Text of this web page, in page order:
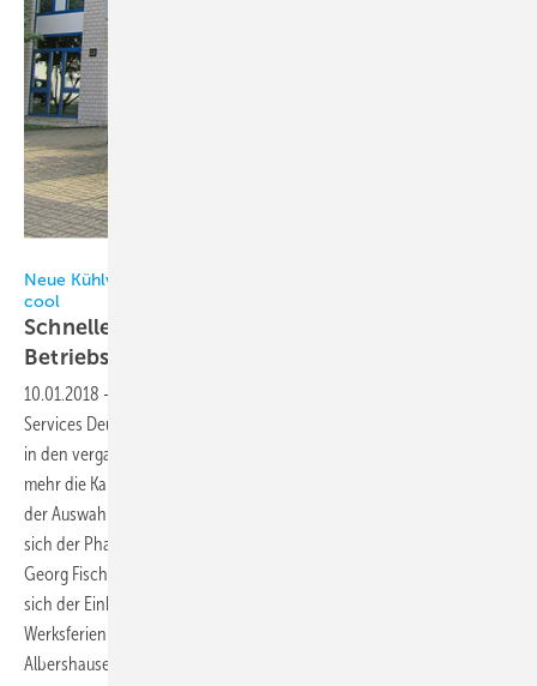
Neue Kühlwasser-Rohrleitungen: Spritzgussanlagen bleiben
cool
Schnelle Installation, keine
Betriebsunterbrechung
10.01.2018 -
Services Deutschland im nordrhein-westfälischen Stolberg überstieg
in den vergangenen Jahren der benötigte Kühlwasserbedarf immer
mehr die Kapazität der bisher verbauten Rohre und Kälteanlagen. Bei
der Auswahl leistungsfähigerer Kühlwasser-Rohrleitungen entschied
sich der Pharmazulieferer für die Speziallösung Cool-Fit 2.0 von
Georg Fischer (GF). Mithilfe der größtenteils vorgefertigten Teile ließ
sich der Einbau in der Produktionshalle während der vierwöchigen
Werksferien schnell und unkompliziert durchführen.
Albershausen